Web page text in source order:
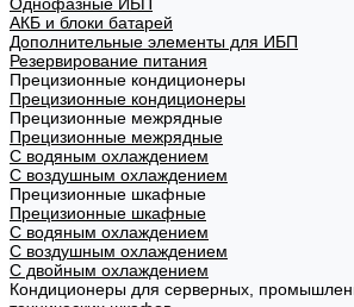
АКБ и блоки батарей
Дополнительные элементы для ИБП
Резервирование питания
Прецизионные кондиционеры
Прецизионные кондиционеры
Прецизионные межрядные
Прецизионные межрядные
С водяным охлаждением
С воздушным охлаждением
Прецизионные шкафные
Прецизионные шкафные
С водяным охлаждением
С воздушным охлаждением
С двойным охлаждением
Кондиционеры для серверных,